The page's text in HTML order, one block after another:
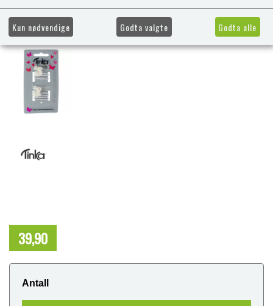
39,90
Antall
Kun nødvendige Godta valgte Godta alle